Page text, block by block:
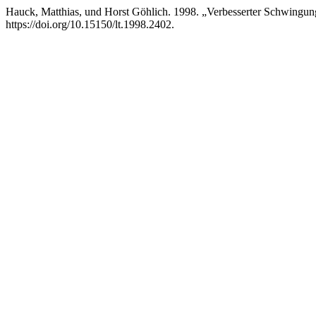
Hauck, Matthias, und Horst Göhlich. 1998. „Verbesserter
https://doi.org/10.15150/lt.1998.2402.